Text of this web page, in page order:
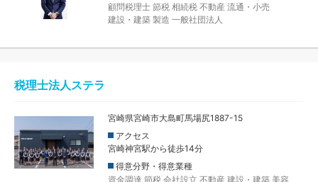
顧問税理士 節税 相続税 不動産 流通・小売
建設・建築 製造 一般社団法人
税理士法人ステラ
宮崎県宮崎市大島町馬場尻1887-15
アクセス
宮崎神宮駅から徒歩14分
得意分野・得意業種
資金調達 節税 会社設立 不動産 建設・建築 美容